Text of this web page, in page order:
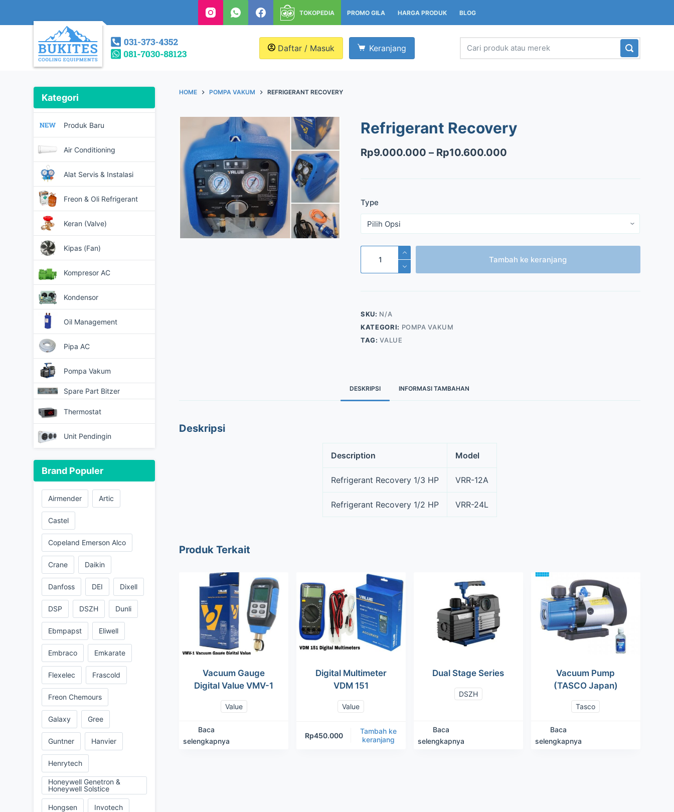
k
TOKOPEDIA PROMO GILA HARGA PRODUK BLOG
Daftar / Masuk Keranjang
HOME POMPA VAKUM REFRIGERANT RECOVERY
Refrigerant Recovery
Rp9.000.000 – Rp10.600.000
Type
Refrigerant
Recovery
Tambah ke keranjang
SKU: N/A
KATEGORI: POMPA VAKUM
TAG:VALUE
DESKRIPSI INFORMASI TAMBAHAN
Deskripsi
Description Model
Refrigerant Recovery 1/3 HP VRR-12A
Refrigerant Recovery 1/2 HP VRR-24L
Produk Terkait
Vacuum Gauge
Digital Value VMV-1
Baca
selengkapnya
Value
Digital Multimeter
VDM 151
Rp450.000
Tambah ke
keranjang
Value
Dual Stage Series
Baca
selengkapnya
DSZH
Vacuum Pump
(TASCO Japan)
Baca
selengkapnya
Tasco
Kategori
Produk Baru
Air Conditioning
Alat Servis & Instalasi
Freon & Oli Refrigerant
Keran (Valve)
Kipas (Fan)
Kompresor AC
Kondensor
Oil Management
Pipa AC
Pompa Vakum
Spare Part Bitzer
Thermostat
Unit Pendingin
Brand Populer
Airmender Artic
Castel
Copeland Emerson Alco
Crane Daikin
Danfoss DEI Dixell
DSP DSZH Dunli
Ebmpapst Eliwell
Embraco Emkarate
Flexelec Frascold
Freon Chemours
Galaxy Gree
Guntner Hanvier
Henrytech
Honeywell Genetron &
Honeywell Solstice
Hongsen Invotech